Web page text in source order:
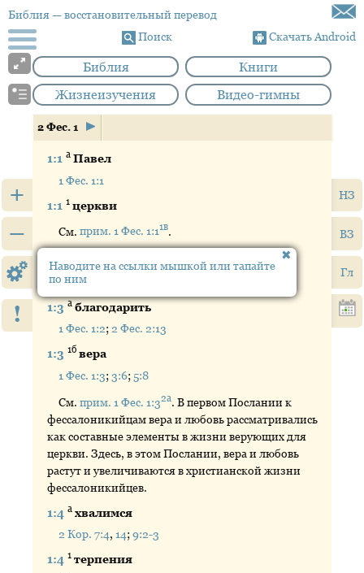
Библия— восстановительный перевод
Поиск
Скачать Android
Библия
Книги
Жизнеизучения
Видео-гимны
+
–
!
НЗ
ВЗ
Гл
2 Фес. 1
1:1а Павел
1 Фес. 1:1
1:11 церкви
См.прим. 1 Фес. 1:11в.
См.прим. 1 Фес. 1:1
1:3а благодарить
1 Фес. 1:2;2 Фес. 2:13
1:31б вера
1 Фес. 1:3; 3:6; 5:8
См.прим. 1 Фес. 1:32а. В первом Послании к
фессалоникийцам вера и любовь рассматривались
как составные элементы в жизни верующих для
церкви. Здесь, в этом Послании, вера и любовь
растут и увеличиваются в христианской жизни
фессалоникийцев.
1:4а хвалимся
2 Кор. 7:4, 14;9:2-3
1:41 терпения
Наводите на ссылки мышкой или тапайте
по ним